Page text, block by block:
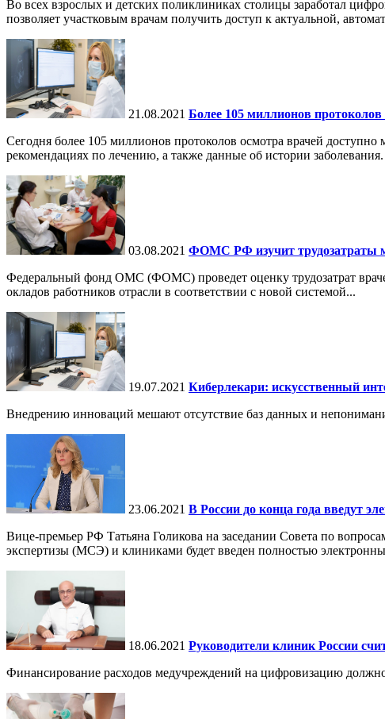
Во всех взрослых и детских поликлиниках столицы заработал
позволяет участковым врачам получить доступ к актуальной,
21.08.2021 Более 105 миллионов
Сегодня более 105 миллионов протоколов осмотра врачей
рекомендациях по лечению, а также данные об истории заболевания.
03.08.2021 ФОМС РФ изучит трудозатраты
Федеральный фонд ОМС (ФОМС) проведет оценку трудозатрат
окладов работников отрасли в соответствии с новой системой...
19.07.2021 Киберлекари: искусственный
Внедрению инноваций мешают отсутствие баз данных и
23.06.2021 В России до конца года введут
Вице-премьер РФ Татьяна Голикова на заседании Совета по
экспертизы (МСЭ) и клиниками будет введен полностью
18.06.2021 Руководители клиник России
Финансирование расходов медучреждений на цифровизацию